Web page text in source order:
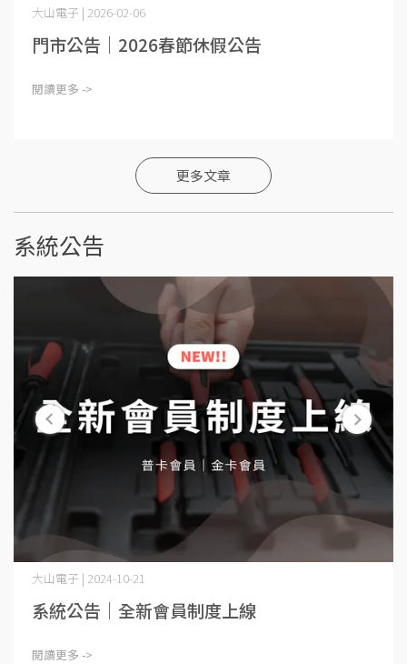
大山電子 | 2026-02-06
門市公告｜2026春節休假公告
閱讀更多 ->
更多文章
系統公告
大山電子 | 2024-10-21
系統公告｜全新會員制度上線
閱讀更多 ->